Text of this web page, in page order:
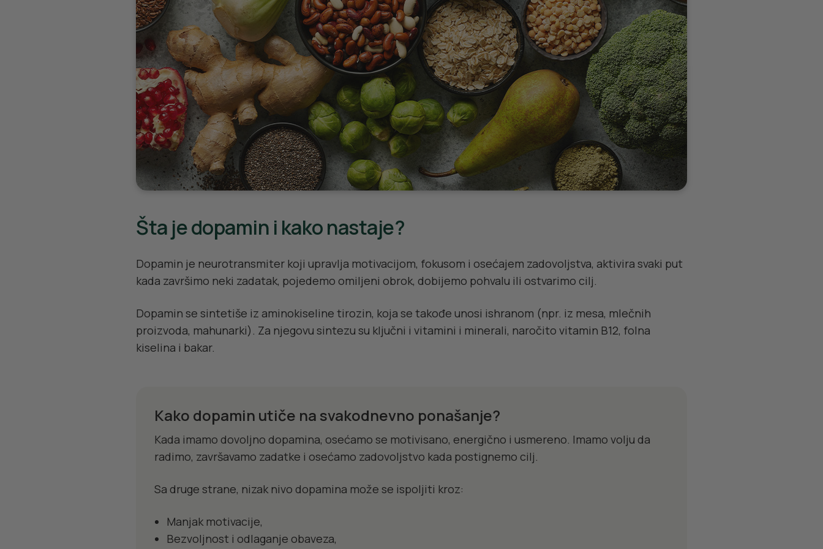
Šta je dopamin i kako nastaje?
Dopamin je neurotransmiter koji upravlja motivacijom, fokusom i osećajem zadovoljstva, aktivira svaki put
kada završimo neki zadatak, pojedemo omiljeni obrok, dobijemo pohvalu ili ostvarimo cilj.
Dopamin se sintetiše iz aminokiseline tirozin, koja se takođe unosi ishranom (npr. iz mesa, mlečnih
proizvoda, mahunarki). Za njegovu sintezu su ključni i vitamini i minerali, naročito vitamin B12, folna
kiselina i bakar.
Kako dopamin utiče na svakodnevno ponašanje?
Kada imamo dovoljno dopamina, osećamo se motivisano, energično i usmereno. Imamo volju da
radimo, završavamo zadatke i osećamo zadovoljstvo kada postignemo cilj.
Sa druge strane, nizak nivo dopamina može se ispoljiti kroz:
Manjak motivacije,
Bezvoljnost i odlaganje obaveza,